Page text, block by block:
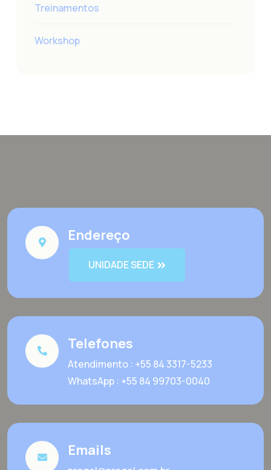
Treinamentos
Workshop
Endereço
UNIDADE SEDE
Telefones
Atendimento : +55 84 3317-5233
WhatsApp : +55 84 99703-0040
Emails